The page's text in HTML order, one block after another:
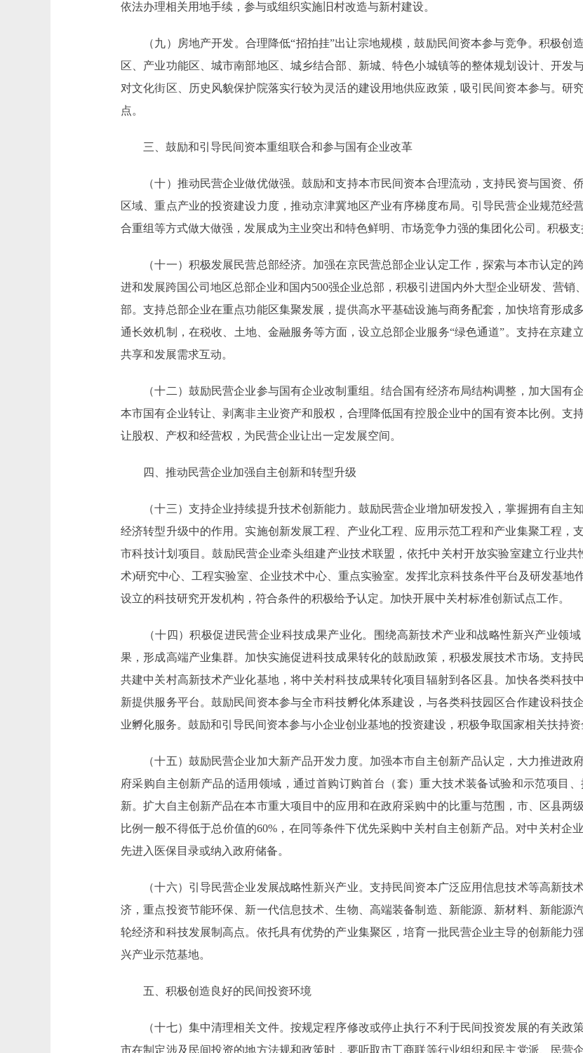
依法办理相关用地手续，参与或组织实施旧村改造与新村建设。
（九）房地产开发。合理降低“招拍挂”出让宗地规模，鼓励民间资本参与竞争。积极创
区、产业功能区、城市南部地区、城乡结合部、新城、特色小城镇等的整体规划设计、开发
对文化街区、历史风貌保护院落实行较为灵活的建设用地供应政策，吸引民间资本参与。研
点。
三、鼓励和引导民间资本重组联合和参与国有企业改革
（十）推动民营企业做优做强。鼓励和支持本市民间资本合理流动，支持民资与国资、
区域、重点产业的投资建设力度，推动京津冀地区产业有序梯度布局。引导民营企业规范经
合重组等方式做大做强，发展成为主业突出和特色鲜明、市场竞争力强的集团化公司。积极支
（十一）积极发展民营总部经济。加强在京民营总部企业认定工作，探索与本市认定的跨
进和发展跨国公司地区总部企业和国内500强企业总部，积极引进国内外大型企业研发、营销
部。支持总部企业在重点功能区集聚发展，提供高水平基础设施与商务配套，加快培育形成
通长效机制，在税收、土地、金融服务等方面，设立总部企业服务“绿色通道”。支持在京建
共享和发展需求互动。
（十二）鼓励民营企业参与国有企业改制重组。结合国有经济布局结构调整，加大国有
本市国有企业转让、剥离非主业资产和股权，合理降低国有控股企业中的国有资本比例。支
让股权、产权和经营权，为民营企业让出一定发展空间。
四、推动民营企业加强自主创新和转型升级
（十三）支持企业持续提升技术创新能力。鼓励民营企业增加研发投入，掌握拥有自主
经济转型升级中的作用。实施创新发展工程、产业化工程、应用示范工程和产业集聚工程，
市科技计划项目。鼓励民营企业牵头组建产业技术联盟，依托中关村开放实验室建立行业
术)研究中心、工程实验室、企业技术中心、重点实验室。发挥北京科技条件平台及研发基地
设立的科技研究开发机构，符合条件的积极给予认定。加快开展中关村标准创新试点工作。
（十四）积极促进民营企业科技成果产业化。围绕高新技术产业和战略性新兴产业领域
果，形成高端产业集群。加快实施促进科技成果转化的鼓励政策，积极发展技术市场。支持
共建中关村高新技术产业化基地，将中关村科技成果转化项目辐射到各区县。加快各类科技
新提供服务平台。鼓励民间资本参与全市科技孵化体系建设，与各类科技园区合作建设科技
业孵化服务。鼓励和引导民间资本参与小企业创业基地的投资建设，积极争取国家相关扶持资
（十五）鼓励民营企业加大新产品开发力度。加强本市自主创新产品认定，大力推进政
府采购自主创新产品的适用领域，通过首购订购首台（套）重大技术装备试验和示范项目
新。扩大自主创新产品在本市重大项目中的应用和在政府采购中的比重与范围，市、区县两
比例一般不得低于总价值的60%，在同等条件下优先采购中关村自主创新产品。对中关村企
先进入医保目录或纳入政府储备。
（十六）引导民营企业发展战略性新兴产业。支持民间资本广泛应用信息技术等高新技
济，重点投资节能环保、新一代信息技术、生物、高端装备制造、新能源、新材料、新能源
轮经济和科技发展制高点。依托具有优势的产业集聚区，培育一批民营企业主导的创新能力
兴产业示范基地。
五、积极创造良好的民间投资环境
（十七）集中清理相关文件。按规定程序修改或停止执行不利于民间投资发展的有关政
市在制定涉及民间投资的地方法规和政策时，要听取市工商联等行业组织和民主党派、民营